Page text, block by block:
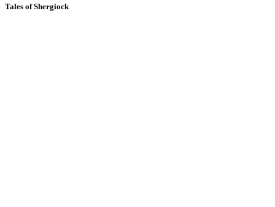
Tales of Shergiock